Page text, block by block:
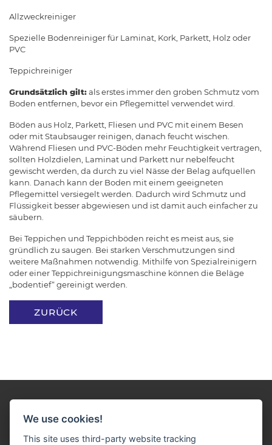
Allzweckreiniger
Spezielle Bodenreiniger für Laminat, Kork, Parkett, Holz oder
PVC
Teppichreiniger
Grundsätzlich gilt:als erstes immer den groben Schmutz vom
Boden entfernen, bevor ein Pflegemittel verwendet wird.
Böden aus Holz, Parkett, Fliesen und PVC mit einem Besen
oder mit Staubsauger reinigen, danach feucht wischen.
Während Fliesen und PVC-Böden mehr Feuchtigkeit vertragen,
sollten Holzdielen, Laminat und Parkett nur nebelfeucht
gewischt werden, da durch zu viel Nässe der Belag aufquellen
kann. Danach kann der Boden mit einem geeigneten
Pflegemittel versiegelt werden. Dadurch wird Schmutz und
Flüssigkeit besser abgewiesen und ist damit auch einfacher zu
säubern.
Bei Teppichen und Teppichböden reicht es meist aus, sie
gründlich zu saugen. Bei starken Verschmutzungen sind
weitere Maßnahmen notwendig. Mithilfe von Spezialreinigern
oder einer Teppichreinigungsmaschine können die Beläge
„bodentief“ gereinigt werden.
ZURÜCK
We use cookies!
This site uses third-party website tracking